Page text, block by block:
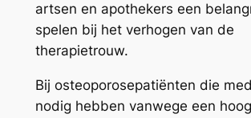
artsen en apothekers een
spelen bij het verhogen van de
therapietrouw.
Bij osteoporosepatiënten die
nodig hebben vanwege een hoog